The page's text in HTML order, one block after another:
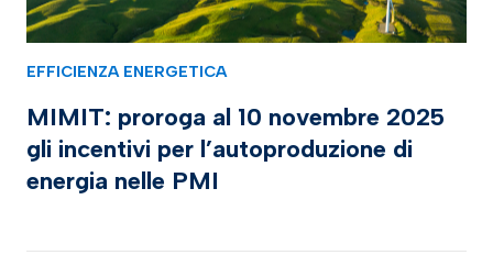
EFFICIENZA ENERGETICA
MIMIT: proroga al 10 novembre 2025
gli incentivi per l’autoproduzione di
energia nelle PMI